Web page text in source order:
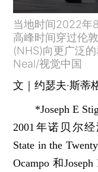
当地时间2022年
高峰时间穿过伦
(NHS)向更广泛
Neal/视觉中国
文｜约瑟夫·斯蒂
*Joseph E
2001年诺贝尔
State in the
Ocampo 和